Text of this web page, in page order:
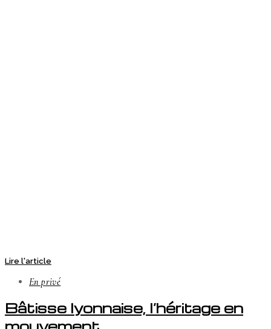
Lire l'article
En privé
Bâtisse lyonnaise, l’héritage en